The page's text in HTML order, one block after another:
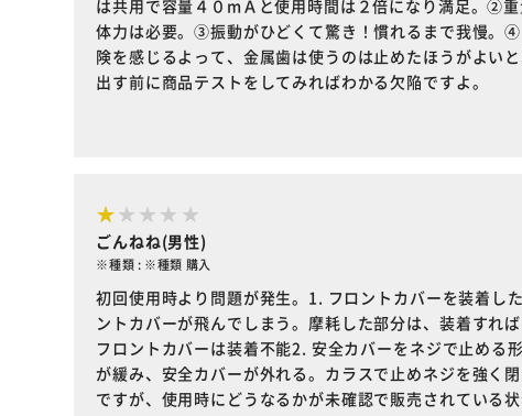
は共用で容量４０mＡと使用時間は２倍になり満足。②
体力は必要。③振動がひどくて驚き！慣れるまで我慢。
険を感じるよって、金属歯は使うのは止めたほうがよい
出す前に商品テストをしてみればわかる欠陥ですよ。
ごんねね(男性)
※種類 : ※種類 購入
初回使用時より問題が発生。1. フロントカバーを装着し
ントカバーが飛んでしまう。摩耗した部分は、装着すれ
フロントカバーは装着不能2. 安全カバーをネジで止める
が緩み、安全カバーが外れる。カラスで止めネジを強く
ですが、使用時にどうなるかが未確認で販売されている状